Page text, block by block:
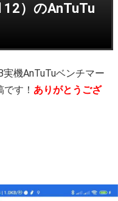
12）のAnTuTu
機AnTuTuベンチマー
す！ ありがとうござ